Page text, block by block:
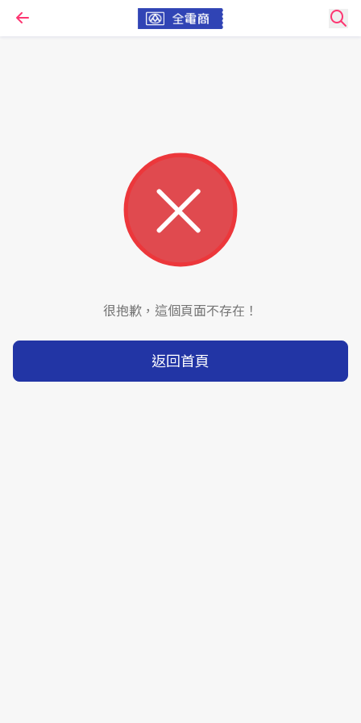
很抱歉，這個頁面不存在！
返回首頁